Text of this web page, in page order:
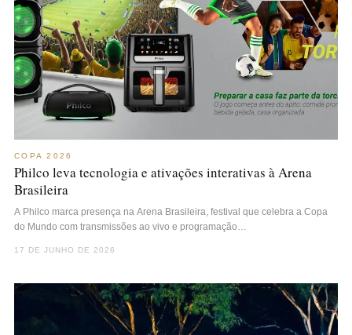
COPA 2026
Philco leva tecnologia e ativações interativas à Arena
Brasileira
A Philco marca presença na Arena Brasileira, festival que celebra a Copa
do Mundo com transmissões ao vivo e programação…
17 DE JUNHO DE 2026